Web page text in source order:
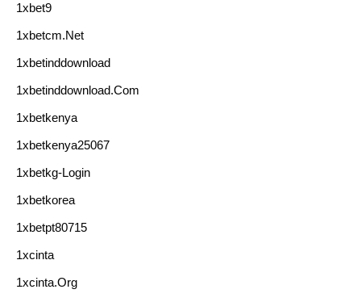
1xbet9
1xbetcm.net
1xbetinddownload
1xbetinddownload.com
1xbetkenya
1xbetkenya25067
1xbetkg-Login
1xbetkorea
1xbetpt80715
1xcinta
1xcinta.org